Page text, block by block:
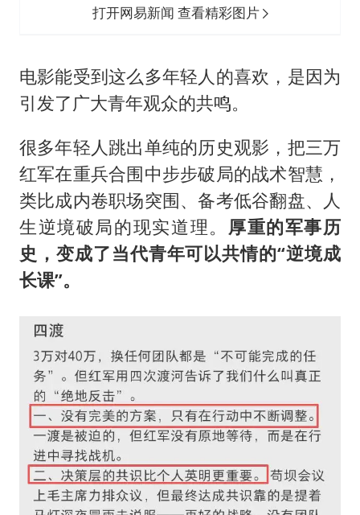
打开网易新闻 查看精彩图片
电影能受到这么多年轻人的喜欢，是因为
引发了广大青年观众的共鸣。
很多年轻人跳出单纯的历史观影，把三万
红军在重兵合围中步步破局的战术智慧，
类比成内卷职场突围、备考低谷翻盘、人
生逆境破局的现实道理。 厚重的军事历
史，变成了当代青年可以共情的“逆境成
长课”。